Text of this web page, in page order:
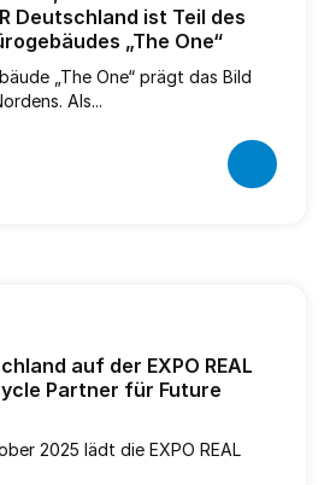
Deutschland ist Teil des
„The One“
„The One“ prägt das Bild
Als...
auf der EXPO REAL
Partner für Future
2025 lädt die EXPO REAL